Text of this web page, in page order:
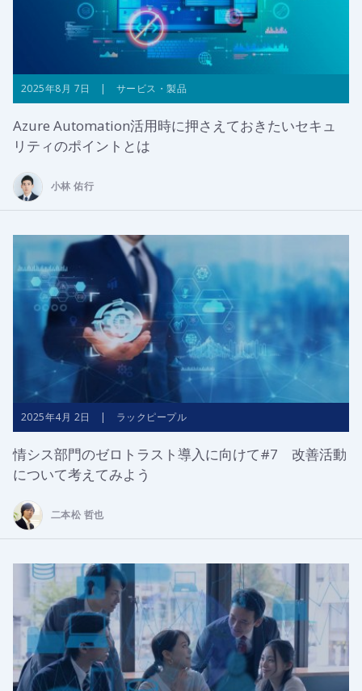
2025年8月 7日 | サービス・製品
Azure Automation活用時に押さえておきたいセキュ
リティのポイントとは
小林 佑行
2025年4月 2日 | ラックピープル
情シス部門のゼロトラスト導入に向けて#7 改善活動
について考えてみよう
二本松 哲也